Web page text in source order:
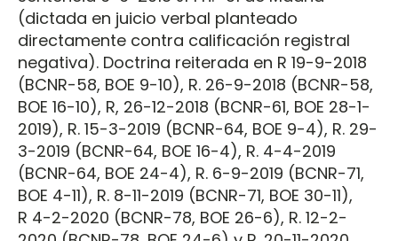
(dictada en juicio verbal planteado
directamente contra calificación registral
negativa). Doctrina reiterada en R 19-9-2018
(BCNR-58, BOE 9-10), R. 26-9-2018 (BCNR-58,
BOE 16-10), R, 26-12-2018 (BCNR-61, BOE 28-1-
2019), R. 15-3-2019 (BCNR-64, BOE 9-4), R. 29-
3-2019 (BCNR-64, BOE 16-4), R. 4-4-2019
(BCNR-64, BOE 24-4), R. 6-9-2019 (BCNR-71,
BOE 4-11), R. 8-11-2019 (BCNR-71, BOE 30-11),
R 4-2-2020 (BCNR-78, BOE 26-6), R. 12-2-